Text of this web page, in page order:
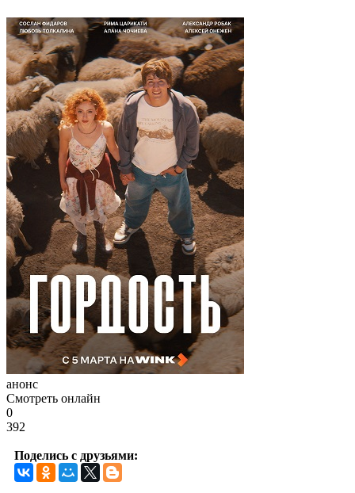
анонс
Смотреть онлайн
0
392
Поделись с друзьями: